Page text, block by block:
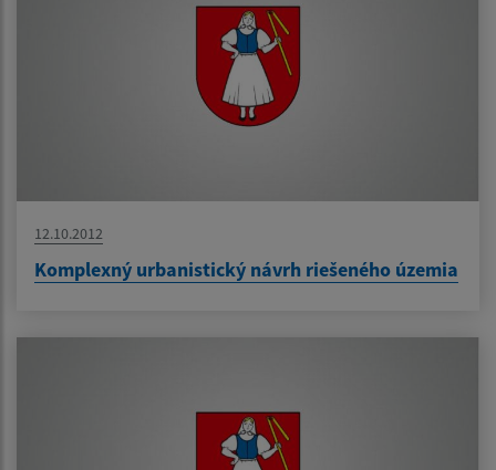
12.10.2012
Komplexný urbanistický návrh riešeného územia